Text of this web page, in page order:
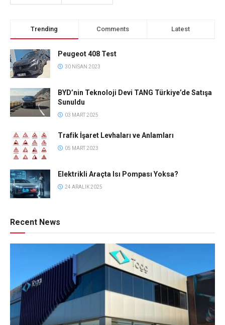
Trending Comments Latest
Peugeot 408 Test
30 NISAN 2023
BYD’nin Teknoloji Devi TANG Türkiye’de Satışa
Sunuldu
03 MART 2025
Trafik İşaret Levhaları ve Anlamları
05 MART 2023
Elektrikli Araçta Isı Pompası Yoksa?
24 ARALIK 2025
Recent News